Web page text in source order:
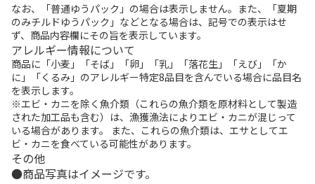
なお、「普通ゆうパック」の場合は表示しません。また、「夏期
のみチルドゆうパック」などとなる場合は、記号での表示はせ
ず、商品内容欄にその旨を表示しています。
アレルギー情報について
商品に「小麦」「そば」「卵」「乳」「落花生」「えび」「か
に」「くるみ」のアレルギー特定8品目を含んでいる場合に品目名
を表示します。
※エビ・カニを除く魚介類（これらの魚介類を原材料として製造
された加工品も含む）は、漁獲漁法によりエビ・カニが混じって
いる場合があります。 また、これらの魚介類は、エサとしてエ
ビ・カニを食べている可能性があります。
その他
商品写真はイメージです。